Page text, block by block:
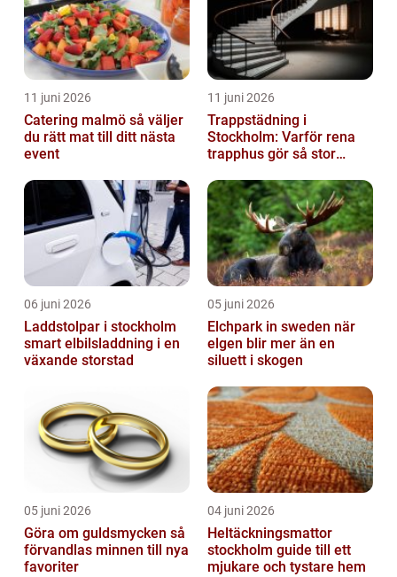
11 juni 2026
Catering malmö så väljer
du rätt mat till ditt nästa
event
11 juni 2026
Trappstädning i
Stockholm: Varför rena
trapphus gör så stor
06 juni 2026
Laddstolpar i stockholm
smart elbilsladdning i en
växande storstad
05 juni 2026
Elchpark in sweden när
elgen blir mer än en
siluett i skogen
05 juni 2026
Göra om guldsmycken så
förvandlas minnen till nya
favoriter
04 juni 2026
Heltäckningsmattor
stockholm guide till ett
mjukare och tystare hem